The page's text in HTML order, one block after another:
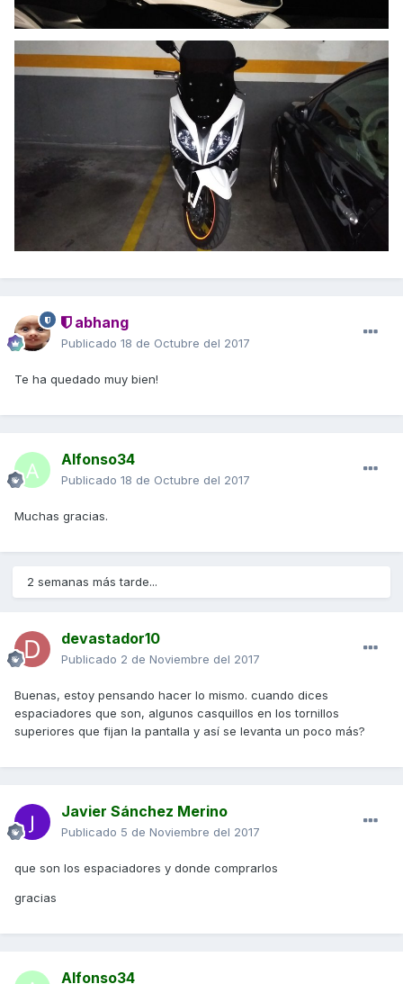
abhang
Publicado 18 de Octubre del 2017
Te ha quedado muy bien!
Alfonso34
Publicado 18 de Octubre del 2017
Muchas gracias.
2 semanas más tarde...
devastador10
Publicado 2 de Noviembre del 2017
Buenas, estoy pensando hacer lo mismo. cuando dices
espaciadores que son, algunos casquillos en los tornillos
superiores que fijan la pantalla y así se levanta un poco más?
Javier Sánchez Merino
Publicado 5 de Noviembre del 2017
que son los espaciadores y donde comprarlos
gracias
Alfonso34